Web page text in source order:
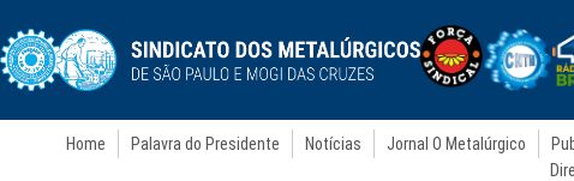
Home Palavra do Presidente Notícias Jornal O Metalúrgico